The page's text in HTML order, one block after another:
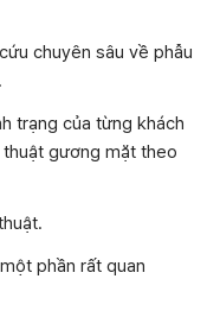
chuyên sâu về phẫu
trạng của từng khách
gương mặt theo
phần rất quan